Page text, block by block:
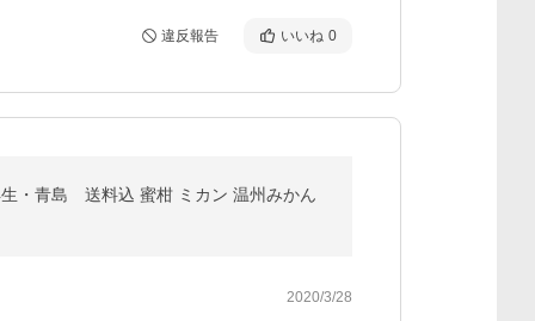
違反報告 いいね 0
・青島 送料込 蜜柑 ミカン 温州みかん
2020/3/28